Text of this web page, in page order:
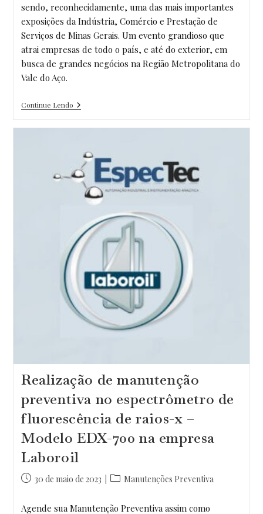
sendo, reconhecidamente, uma das mais importantes
exposições da Indústria, Comércio e Prestação de
Serviços de Minas Gerais. Um evento grandioso que
atrai empresas de todo o país, e até do exterior, em
busca de grandes negócios na Região Metropolitana do
Vale do Aço.
Continue LendoEXPO
USIPA
Realização de manutenção
preventiva no espectrômetro de
fluorescência de raios-x –
Modelo EDX-700 na empresa
Laboroil
Post30 de maio de 2023
Categoria
post:
Manutenções Preventiva
Agende sua Manutenção Preventiva assim como